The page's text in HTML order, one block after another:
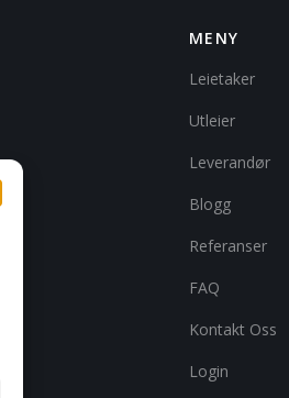
MENY
Leietaker
Utleier
Leverandør
Blogg
Referanser
FAQ
Kontakt Oss
Login